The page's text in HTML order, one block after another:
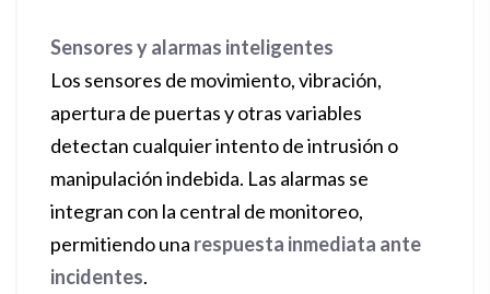
Sensores y alarmas inteligentes
Los sensores de movimiento, vibración,
apertura de puertas y otras variables
detectan cualquier intento de intrusión o
manipulación indebida. Las alarmas se
integran con la central de monitoreo,
permitiendo una respuesta inmediata ante
incidentes.